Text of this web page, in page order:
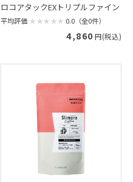
ロコアタックEXトリプルファイン
平均評価 0.0（全0件）
4,860 円(税込)